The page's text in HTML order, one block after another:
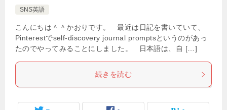
SNS英語
こんにちは＾＾かおりです。 最近は日記を書いていて、
Pinterestでself-discovery journal promptsというのがあっ
たのでやってみることにしました。 日本語は、自 […]
続きを読む